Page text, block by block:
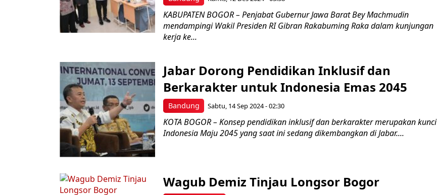
KABUPATEN BOGOR – Penjabat Gubernur Jawa Barat Bey Machmudin
mendampingi Wakil Presiden RI Gibran Rakabuming Raka dalam kunjungan
kerja ke...
Bandung
Jabar Dorong Pendidikan Inklusif dan
Berkarakter untuk Indonesia Emas 2045
Sabtu, 14 Sep 2024 - 02:30
KOTA BOGOR – Konsep pendidikan inklusif dan berkarakter merupakan kunci
Indonesia Maju 2045 yang saat ini sedang dikembangkan di Jabar....
Wagub Demiz Tinjau Longsor Bogor